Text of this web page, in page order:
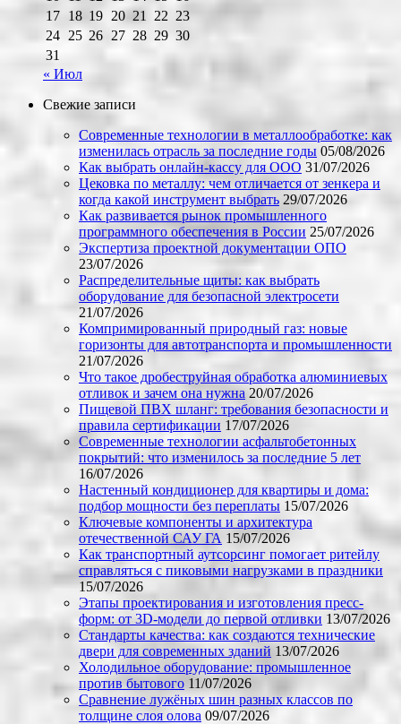
17 18 19 20 21 22 23
24 25 26 27 28 29 30
31
« Июл
Свежие записи
Современные технологии в металлообработке: как
изменилась отрасль за последние годы 05/08/2026
Как выбрать онлайн-кассу для ООО 31/07/2026
Цековка по металлу: чем отличается от зенкера и
когда какой инструмент выбрать 29/07/2026
Как развивается рынок промышленного
программного обеспечения в России 25/07/2026
Экспертиза проектной документации ОПО
23/07/2026
Распределительные щиты: как выбрать
оборудование для безопасной электросети
21/07/2026
Компримированный природный газ: новые
горизонты для автотранспорта и промышленности
21/07/2026
Что такое дробеструйная обработка алюминиевых
отливок и зачем она нужна 20/07/2026
Пищевой ПВХ шланг: требования безопасности и
правила сертификации 17/07/2026
Современные технологии асфальтобетонных
покрытий: что изменилось за последние 5 лет
16/07/2026
Настенный кондиционер для квартиры и дома:
подбор мощности без переплаты 15/07/2026
Ключевые компоненты и архитектура
отечественной САУ ГА 15/07/2026
Как транспортный аутсорсинг помогает ритейлу
справляться с пиковыми нагрузками в праздники
15/07/2026
Этапы проектирования и изготовления пресс-
форм: от 3D-модели до первой отливки 13/07/2026
Стандарты качества: как создаются технические
двери для современных зданий 13/07/2026
Холодильное оборудование: промышленное
против бытового 11/07/2026
Сравнение лужёных шин разных классов по
толщине слоя олова 09/07/2026